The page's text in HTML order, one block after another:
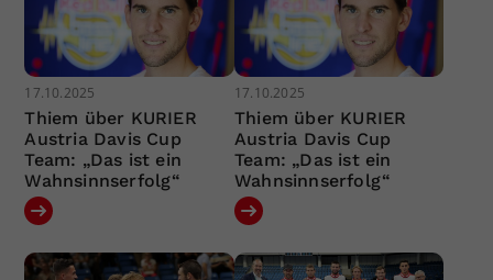
17.10.2025
Thiem über KURIER
Austria Davis Cup
Team: „Das ist ein
Wahnsinnserfolg“
17.10.2025
Thiem über KURIER
Austria Davis Cup
Team: „Das ist ein
Wahnsinnserfolg“